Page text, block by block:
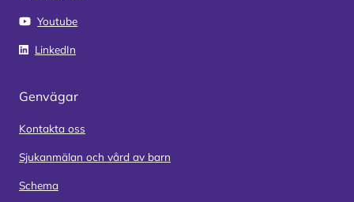
Youtube
LinkedIn
Genvägar
Kontakta oss
Sjukanmälan och vård av barn
Schema